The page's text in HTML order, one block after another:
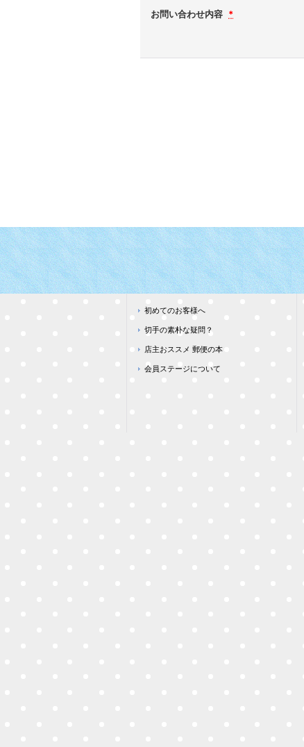
お問い合わせ内容 *
初めてのお客様へ
切手の素朴な疑問？
店主おススメ 郵便の本
会員ステージについて